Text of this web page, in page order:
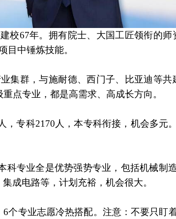
校67年。拥有院士、大国工匠领衔的师
目中锤炼技能。
集群，与施耐德、西门子、比亚迪等共
点专业，都是高需求、高成长方向。
，专科2170人，本专科衔接，机会多元
科专业全是优势强势专业，包括机械制
成电路等，计划充裕，机会很大。
个专业志愿冷热搭配。注意：不要只盯